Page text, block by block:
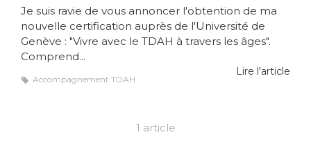
Je suis ravie de vous annoncer l'obtention de ma
nouvelle certification auprès de l'Université de
Genève : "Vivre avec le TDAH à travers les âges".
Comprend...
Lire l'article
Accompagnement TDAH
1 article